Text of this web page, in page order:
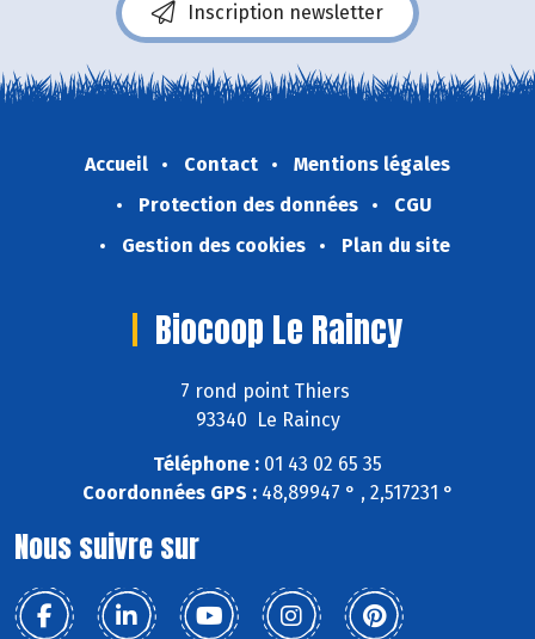
Inscription newsletter
Accueil Contact
Mentions légales
Protection des données
CGU
Gestion des cookies
Plan du site
Biocoop Le Raincy
7 rond point Thiers
93340 Le Raincy
Téléphone : 01 43 02 65 35
Coordonnées GPS :48,89947 ° , 2,517231 °
Nous suivre sur